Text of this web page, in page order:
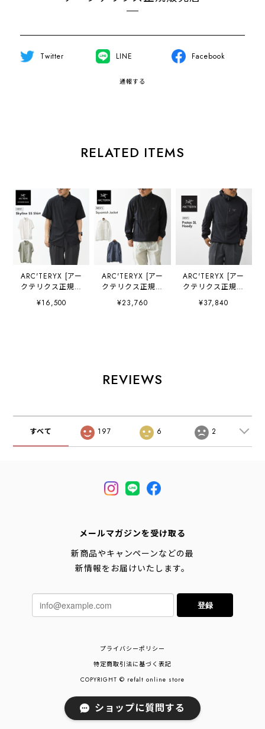
Twitter LINE Facebook
通報する
RELATED ITEMS
ARC'TERYX [アー
クテリクス正規代
理店] Skyline SS
Shirt Men's
¥16,500
ARC'TERYX [アー
クテリクス正規代
理店] Squamish
Jacket M
通気性・MEN'S
[2026SS]
¥23,760
ARC'TERYX [アー
クテリクス正規代
理店] Proton SL
Hoody M
¥37,840
REVIEWS
すべて 197 6 2
メールマガジンを受け取る
新商品やキャンペーンなどの最
新情報をお届けいたします。
登録
プライバシーポリシー
特定商取引法に基づく表記
COPYRIGHT © refalt online store
ショップに質問する